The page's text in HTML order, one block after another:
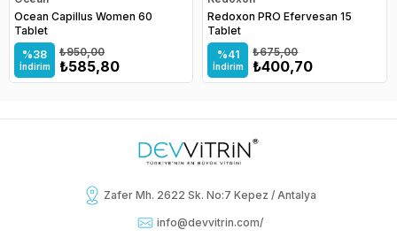
Ocean Capillus Women 60
Tablet
%38
İndirim ₺585,80
₺950,00
Redoxon PRO Efervesan 15
Tablet
%41
İndirim ₺400,70
₺675,00
Zafer Mh. 2622 Sk. No:7 Kepez / Antalya
info@devvitrin.com/